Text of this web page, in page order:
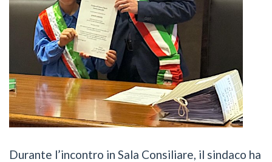
Durante l’incontro in Sala Consiliare, il sindaco ha